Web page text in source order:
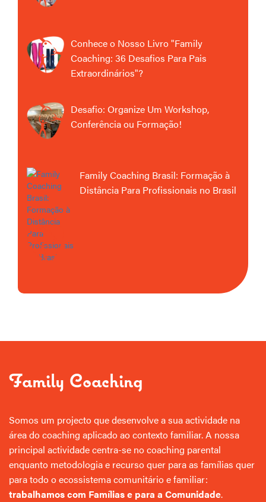
Conhece o Nosso Livro "Family
Coaching: 36 Desafios Para Pais
Extraordinários"?
Desafio: Organize Um Workshop,
Conferência ou Formação!
Family Coaching Brasil: Formação à
Distância Para Profissionais no Brasil
Family Coaching
Somos um projecto que desenvolve a sua actividade na
área do coaching aplicado ao contexto familiar. A nossa
principal actividade centra-se no coaching parental
enquanto metodologia e recurso quer para as famílias quer
para todo o ecossistema comunitário e familiar:
trabalhamos com Famílias e para a Comunidade.